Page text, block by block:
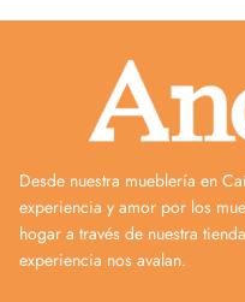
Desde nuestra mueblería en
experiencia y amor por los
hogar a través de nuestra
experiencia nos avalan.